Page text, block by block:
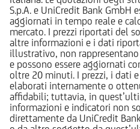
S.p.A. e UniCredit Bank GmbH
aggiornati in tempo reale e
mercato. I prezzi riportati del
altre informazioni e i dati
illustrativo, non
e possono essere aggiornati
oltre 20 minuti. I prezzi, i dati
elaborati internamente o
affidabili; tuttavia, in
informazioni e indicatori non
direttamente da UniCredit